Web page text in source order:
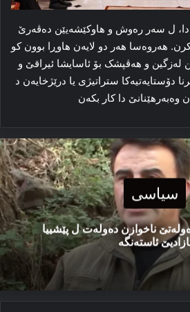
ل سەر رەوش و هاوکێشەیێن دەڤەرێ
کرن. هەروەسا هەر دو لایەن هاوڕا بوون کو
لەزگین و هەڤپشک بۆ ئاسایشا ئیراقێ و
دۆستایەتیەکا ستراتیژی یا درێژخایەن د
وەبەرهێنانێ دا کار بکەن
سیاسی
ناخوازن دەولەت ل پێشییا
ئاستەنگە